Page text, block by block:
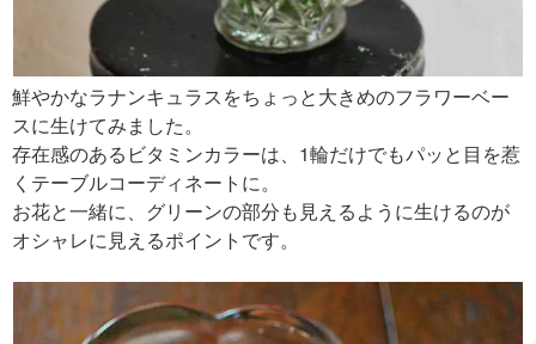
鮮やかなラナンキュラスをちょっと大きめのフラワーベー
スに生けてみました。
存在感のあるビタミンカラーは、1輪だけでもパッと目を惹
くテーブルコーディネートに。
お花と一緒に、グリーンの部分も見えるように生けるのが
オシャレに見えるポイントです。